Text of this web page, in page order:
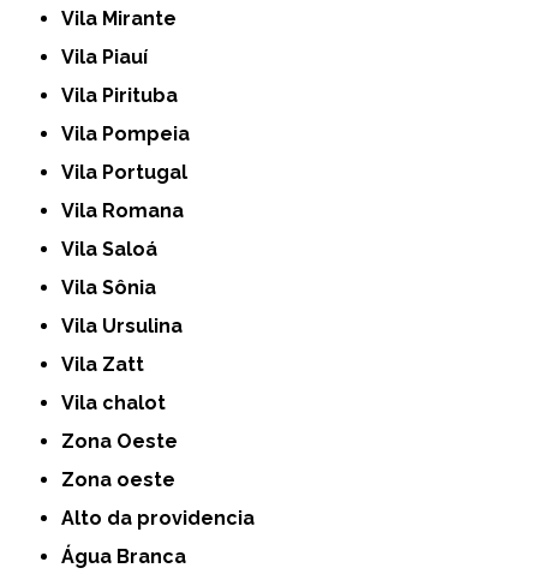
Vila Mirante
Vila Piauí
Vila Pirituba
Vila Pompeia
Vila Portugal
Vila Romana
Vila Saloá
Vila Sônia
Vila Ursulina
Vila Zatt
Vila chalot
Zona Oeste
Zona oeste
alto da providencia
Água Branca